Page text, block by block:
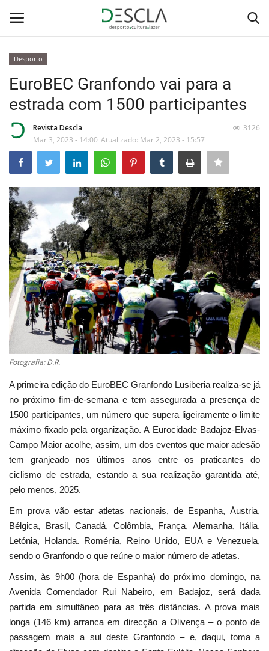
Home
...by Descla
Desporto
Contactos
Sobre Nós
Educação
Estatuto Editorial
Saúde
Ficha técnica
Cultura
Lazer
Ambiente
Desporto
EuroBEC Granfondo vai para a
estrada com 1500 participantes
Revista Descla
Mar 3, 2023 - 14:00 Atualizado: Mar 2, 2023 - 15:57
3126
Fotografia: D.R.
A primeira edição do EuroBEC Granfondo Lusiberia realiza-se já
no próximo fim-de-semana e tem assegurada a presença de
1500 participantes, um número que supera ligeiramente o limite
máximo fixado pela organização. A Eurocidade Badajoz-Elvas-
Campo Maior acolhe, assim, um dos eventos que maior adesão
tem granjeado nos últimos anos entre os praticantes do
ciclismo de estrada, estando a sua realização garantida até,
pelo menos, 2025.
Em prova vão estar atletas nacionais, de Espanha, Áustria,
Bélgica, Brasil, Canadá, Colômbia, França, Alemanha, Itália,
Letónia, Holanda. Roménia, Reino Unido, EUA e Venezuela,
sendo o Granfondo o que reúne o maior número de atletas.
Assim, às 9h00 (hora de Espanha) do próximo domingo, na
Avenida Comendador Rui Nabeiro, em Badajoz, será dada
partida em simultâneo para as três distâncias. A prova mais
longa (146 km) arranca em direcção a Olivença – o ponto de
passagem mais a sul deste Granfondo – e, daqui, toma a